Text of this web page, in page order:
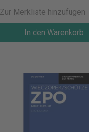
Zur Merkliste hinzufügen
In den Warenkorb